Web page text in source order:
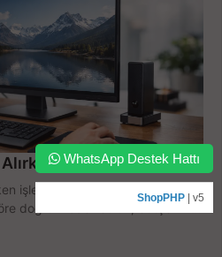
Doğru Seçim
işlemci, RAM, SSD, ekran kartı
doğru modeli bulun, bütçenizi
WhatsApp Destek Hattı
ShopPHP | v5